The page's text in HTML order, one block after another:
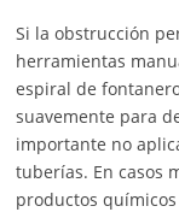
Si la obstrucción
herramientas
espiral de
suavemente para
importante no
tuberías. En casos
productos